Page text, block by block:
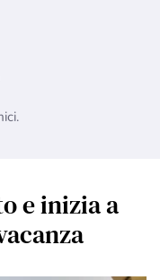
e inizia a